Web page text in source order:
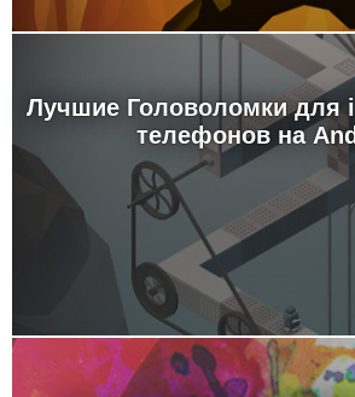
Лучшие Головоломки для
телефонов на